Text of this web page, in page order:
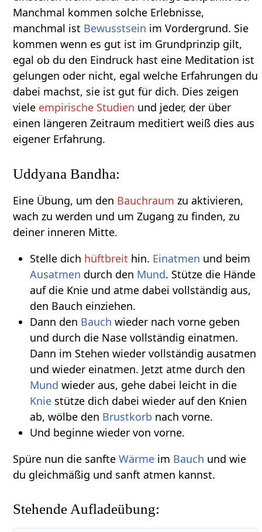
Manchmal kommen solche Erlebnisse,
manchmal ist Bewusstsein im Vordergrund. Sie
kommen wenn es gut ist im Grundprinzip gilt,
egal ob du den Eindruck hast eine Meditation ist
gelungen oder nicht, egal welche Erfahrungen du
dabei machst, sie ist gut für dich. Dies zeigen
viele empirische Studien und jeder, der über
einen längeren Zeitraum meditiert weiß dies aus
eigener Erfahrung.
Uddyana Bandha:
Eine Übung, um den Bauchraum zu aktivieren,
wach zu werden und um Zugang zu finden, zu
deiner inneren Mitte.
Stelle dich hüftbreit hin. Einatmen und beim
Ausatmen durch den Mund. Stütze die Hände
auf die Knie und atme dabei vollständig aus,
den Bauch einziehen.
Dann den Bauch wieder nach vorne geben
und durch die Nase vollständig einatmen.
Dann im Stehen wieder vollständig ausatmen
und wieder einatmen. Jetzt atme durch den
Mund wieder aus, gehe dabei leicht in die
Kniestütze dich dabei wieder auf den Knien
ab, wölbe den Brustkorb nach vorne.
Und beginne wieder von vorne.
Spüre nun die sanfteWärme im Bauch und wie
du gleichmäßig und sanft atmen kannst.
Stehende Aufladeübung: